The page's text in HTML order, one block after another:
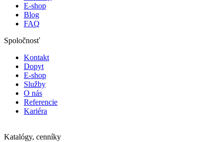
E-shop
Blog
FAQ
Spoločnosť
Kontakt
Dopyt
E-shop
Služby
O nás
Referencie
Kariéra
Katalógy, cenníky